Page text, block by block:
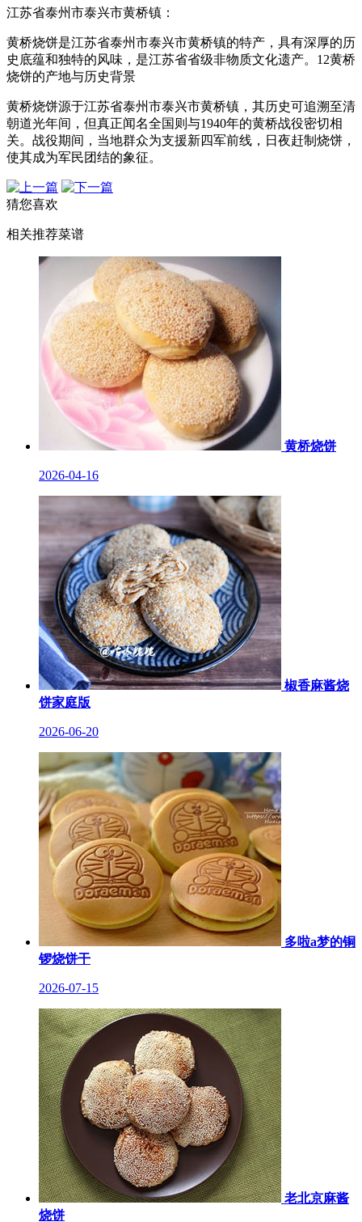
江苏省泰州市泰兴市黄桥镇：
‌黄桥烧饼是江苏省泰州市泰兴市黄桥镇的特产‌，具有深厚的历
史底蕴和独特的风味，是江苏省省级非物质文化遗产。‌‌1‌‌2‌黄桥
烧饼的产地与历史背景‌
黄桥烧饼源于江苏省泰州市泰兴市黄桥镇，其历史可追溯至清
朝道光年间，但真正闻名全国则与1940年的黄桥战役密切相
关。战役期间，当地群众为支援新四军前线，日夜赶制烧饼，
使其成为军民团结的象征。‌‌‌‌
猜您喜欢
相关推荐菜谱
黄桥烧饼
2026-04-16
椒香麻酱烧
饼家庭版
2026-06-20
多啦a梦的铜
锣烧饼干
2026-07-15
老北京麻酱
烧饼